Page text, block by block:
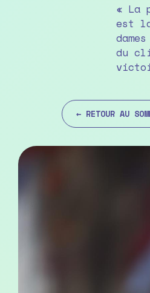
« La
est
du
← RETOUR AU